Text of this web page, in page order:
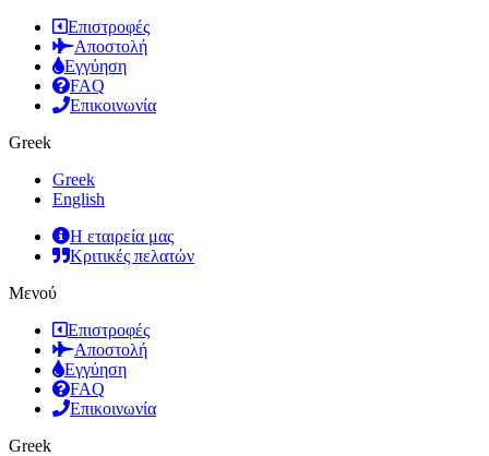
Επιστροφές
Αποστολή
Εγγύηση
FAQ
Επικοινωνία
Greek
Greek
English
Η εταιρεία μας
Κριτικές πελατών
Μενού
Επιστροφές
Αποστολή
Εγγύηση
FAQ
Επικοινωνία
Greek